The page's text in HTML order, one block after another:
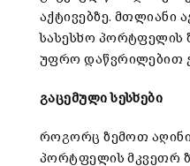
აქტივებზე. მთლიანი
სასესხო პორტფელის
უფრო დაწვრილებით
გაცემული სესხები
როგორც ზემოთ
პორტფელის მკვეთრ